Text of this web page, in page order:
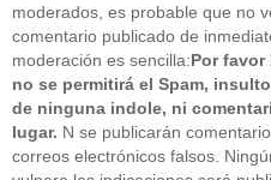
moderados, es probable que no
comentario publicado de
moderación es sencilla:Por
no se permitirá el Spam,
de ninguna indole, ni
lugar. N se publicarán
correos electrónicos falsos.